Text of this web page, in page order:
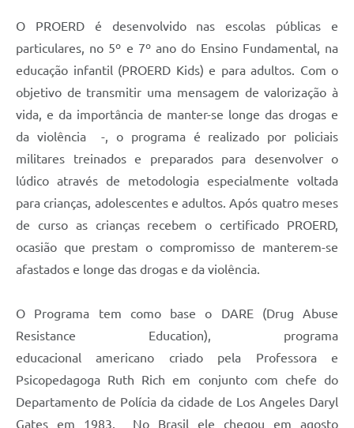
O PROERD é desenvolvido nas escolas públicas e
particulares, no 5º e 7º ano do Ensino Fundamental, na
educação infantil (PROERD Kids) e para adultos. Com o
objetivo de transmitir uma mensagem de valorização à
vida, e da importância de manter-se longe das drogas e
da violência -, o programa é realizado por policiais
militares treinados e preparados para desenvolver o
lúdico através de metodologia especialmente voltada
para crianças, adolescentes e adultos. Após quatro meses
de curso as crianças recebem o certificado PROERD,
ocasião que prestam o compromisso de manterem-se
afastados e longe das drogas e da violência.
O Programa tem como base o DARE (Drug Abuse
Resistance Education), programa
educacional americano criado pela Professora e
Psicopedagoga Ruth Rich em conjunto com chefe do
Departamento de Polícia da cidade de Los Angeles Daryl
Gates em 1983. No Brasil ele chegou em agosto